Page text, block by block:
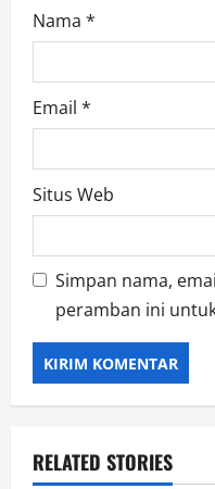
Nama *
Email *
Situs Web
Simpan nama,
peramban ini
RELATED STORIES